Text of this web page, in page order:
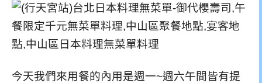
今天我們來用餐的內用是週一~週六午間皆有提